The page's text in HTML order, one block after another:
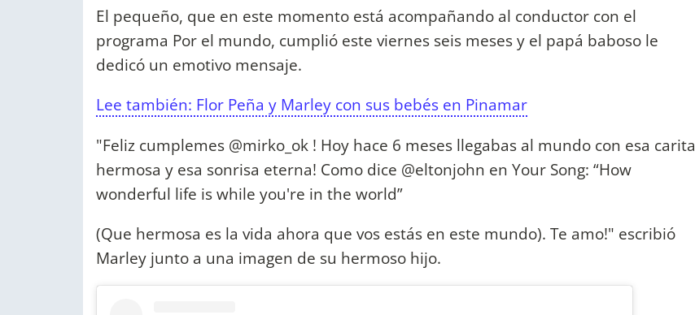
El pequeño, que en este momento está acompañando al conductor con el
programa Por el mundo, cumplió este viernes seis meses y el papá baboso le
dedicó un emotivo mensaje.
Lee también: Flor Peña y Marley con sus bebés en Pinamar
"Feliz cumplemes @mirko_ok ! Hoy hace 6 meses llegabas al mundo con esa carita
hermosa y esa sonrisa eterna! Como dice @eltonjohn en Your Song: “How
wonderful life is while you're in the world”
(Que hermosa es la vida ahora que vos estás en este mundo). Te amo!" escribió
Marley junto a una imagen de su hermoso hijo.